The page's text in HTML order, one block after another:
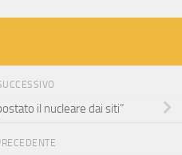
il nucleare dai siti”